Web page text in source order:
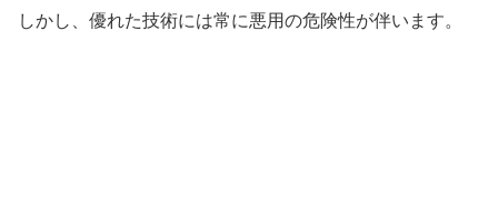
しかし、優れた技術には常に悪用の危険性が伴います。